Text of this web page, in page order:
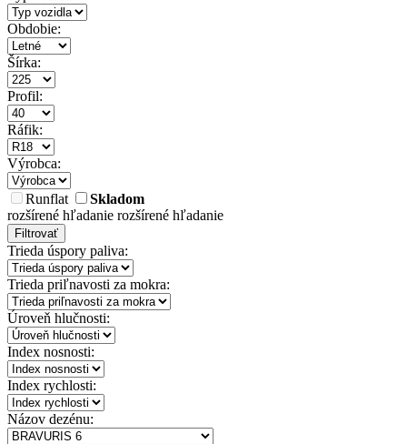
Obdobie:
Šírka:
Profil:
Ráfik:
Výrobca:
Runflat
Skladom
rozšírené hľadanie rozšírené hľadanie
Filtrovať
Trieda úspory paliva:
Trieda priľnavosti za mokra:
Úroveň hlučnosti:
Index nosnosti:
Index rychlosti:
Názov dezénu: